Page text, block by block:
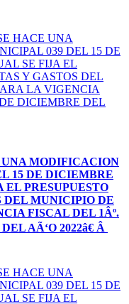
MODIFICACION
15 DE DICIEMBRE
EL PRESUPUESTO
DEL MUNICIPIO DE
FISCAL DEL 1Âº.
AÃ‘O 2022â€ Â